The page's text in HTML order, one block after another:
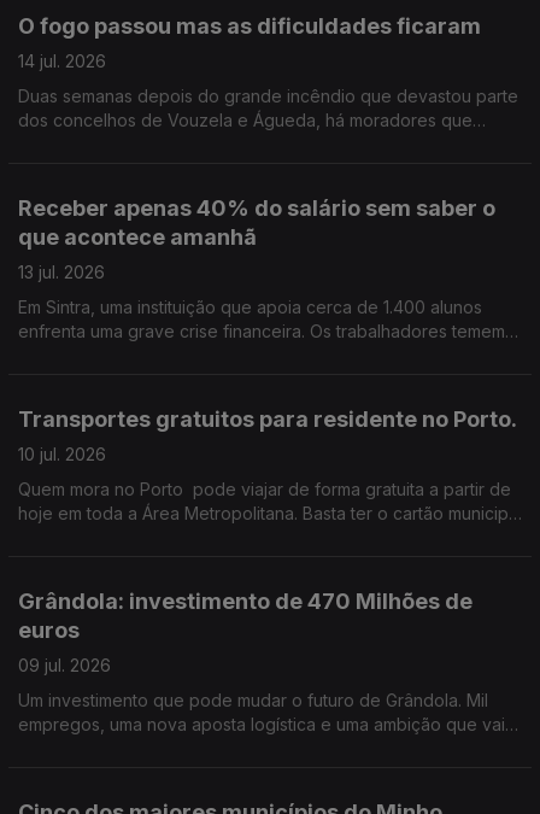
O fogo passou mas as dificuldades ficaram
14 jul. 2026
Duas semanas depois do grande incêndio que devastou parte
dos concelhos de Vouzela e Águeda, há moradores que
Receber apenas 40% do salário sem saber o
que acontece amanhã
13 jul. 2026
Em Sintra, uma instituição que apoia cerca de 1.400 alunos
enfrenta uma grave crise financeira. Os trabalhadores temem
Transportes gratuitos para residente no Porto.
10 jul. 2026
Quem mora no Porto pode viajar de forma gratuita a partir de
hoje em toda a Área Metropolitana. Basta ter o cartão municipal
Grândola: investimento de 470 Milhões de
euros
09 jul. 2026
Um investimento que pode mudar o futuro de Grândola. Mil
empregos, uma nova aposta logística e uma ambição que vai